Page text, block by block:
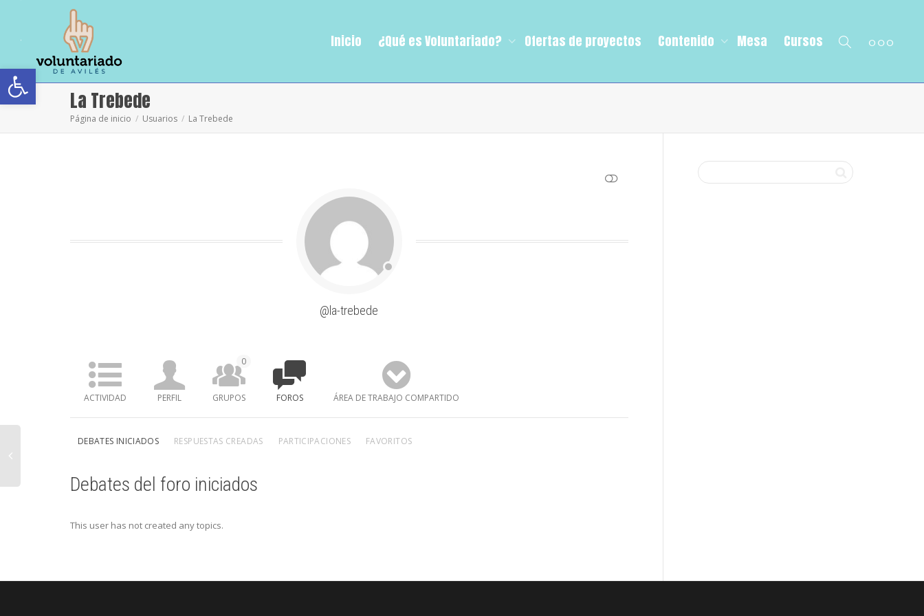
Abrir barra de herramientas
Inicio ¿Qué es Voluntariado? Ofertas de proyectos Contenido Mesa Cursos
La Trebede
Página de inicio Usuarios La Trebede
@la-trebede
ACTIVIDAD PERFIL GRUPOS
0
FOROS ÁREA DE TRABAJO COMPARTIDO
DEBATES INICIADOS RESPUESTAS CREADAS PARTICIPACIONES FAVORITOS
Debates del foro iniciados
This user has not created any topics.